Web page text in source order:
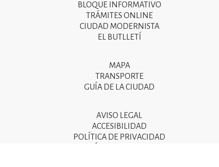
BLOQUE INFORMATIVO
TRÁMITES ONLINE
CIUDAD MODERNISTA
EL BUTLLETÍ
MAPA
TRANSPORTE
GUÍA DE LA CIUDAD
AVISO LEGAL
ACCESIBILIDAD
POLÍTICA DE PRIVACIDAD